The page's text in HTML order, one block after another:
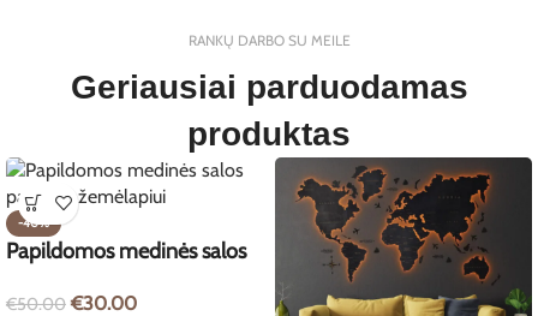
RANKŲ DARBO SU MEILE
Geriausiai parduodamas
produktas
-40%
Papildomos medinės salos
€50.00 €30.00